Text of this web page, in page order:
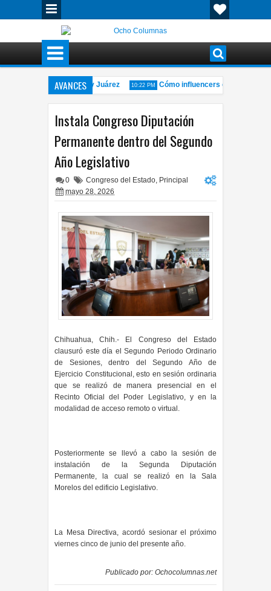
AVANCES
de Chihuahua y Juárez 10:22 PM
Cómo influencers en México se
Instala Congreso Diputación
Permanente dentro del Segundo
Año Legislativo
0 Congreso del Estado, Principal
mayo 28, 2026
Chihuahua, Chih.- El Congreso del Estado
clausuró este día el Segundo Periodo Ordinario
de Sesiones, dentro del Segundo Año de
Ejercicio Constitucional, esto en sesión ordinaria
que se realizó de manera presencial en el
Recinto Oficial del Poder Legislativo, y en la
modalidad de acceso remoto o virtual.
Posteriormente se llevó a cabo la sesión de
instalación de la Segunda Diputación
Permanente, la cual se realizó en la Sala
Morelos del edificio Legislativo.
La Mesa Directiva, acordó sesionar el próximo
viernes cinco de junio del presente año.
Publicado por: Ochocolumnas.net